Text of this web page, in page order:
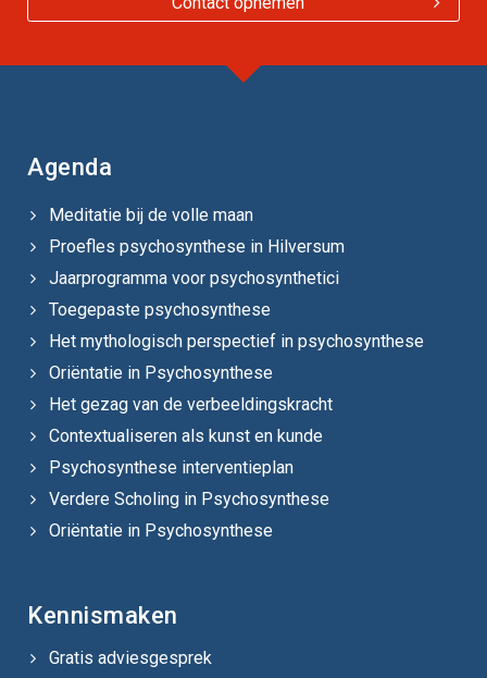
Agenda
Meditatie bij de volle maan
Proefles psychosynthese in Hilversum
Jaarprogramma voor psychosynthetici
Toegepaste psychosynthese
Het mythologisch perspectief in psychosynthese
Oriëntatie in Psychosynthese
Het gezag van de verbeeldingskracht
Contextualiseren als kunst en kunde
Psychosynthese interventieplan
Verdere Scholing in Psychosynthese
Oriëntatie in Psychosynthese
Kennismaken
Gratis adviesgesprek